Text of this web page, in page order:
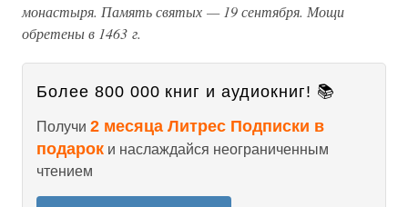
монастыря. Память святых — 19 сентября. Мощи
обретены в 1463 г.
Более 800 000 книг и аудиокниг! 📚
Получи 2 месяца Литрес Подписки в
подарок и наслаждайся неограниченным
чтением